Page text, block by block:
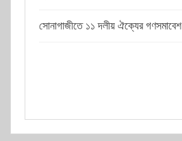
সোনাগাজীতে ১১ দলীয় ঐক্যের গণসমাবেশ